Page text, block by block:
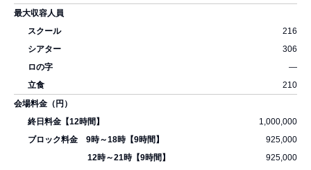
216
306
―
210
1,000,000
925,000
925,000